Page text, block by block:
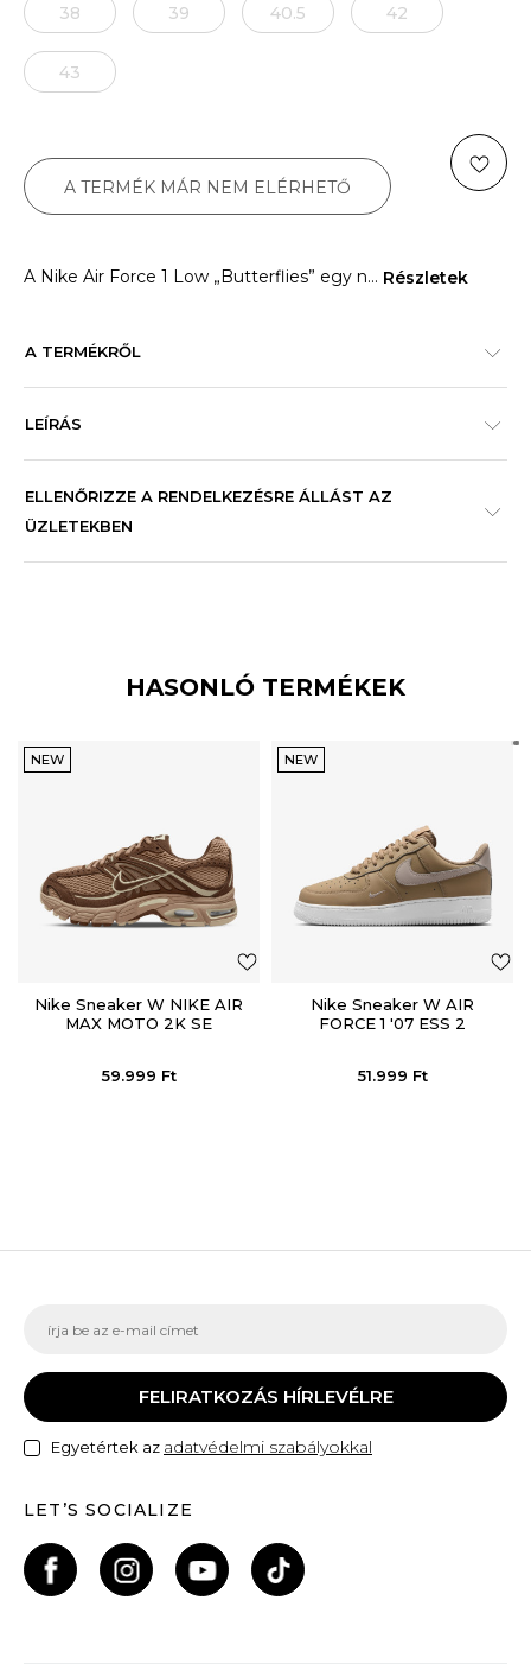
38 39 40.5 42
43
A TERMÉK MÁR NEM ELÉRHETŐ
A Nike Air Force 1 Low „Butterflies” egy n... Részletek
A TERMÉKRŐL
LEÍRÁS
ELLENŐRIZZE A RENDELKEZÉSRE ÁLLÁST AZ
ÜZLETEKBEN
HASONLÓ TERMÉKEK
NEW
Nike Sneaker W NIKE AIR
MAX MOTO 2K SE
59.999 Ft
NEW
Nike Sneaker W AIR
FORCE 1 '07 ESS 2
51.999 Ft
FELIRATKOZÁS HÍRLEVÉLRE
Egyetértek az adatvédelmi szabályokkal
LET’S SOCIALIZE